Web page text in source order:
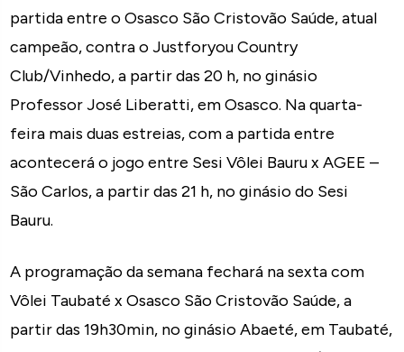
partida entre o Osasco São Cristovão Saúde, atual
campeão, contra o Justforyou Country
Club/Vinhedo, a partir das 20 h, no ginásio
Professor José Liberatti, em Osasco. Na quarta-
feira mais duas estreias, com a partida entre
acontecerá o jogo entre Sesi Vôlei Bauru x AGEE –
São Carlos, a partir das 21 h, no ginásio do Sesi
Bauru.
A programação da semana fechará na sexta com
Vôlei Taubaté x Osasco São Cristovão Saúde, a
partir das 19h30min, no ginásio Abaeté, em Taubaté,